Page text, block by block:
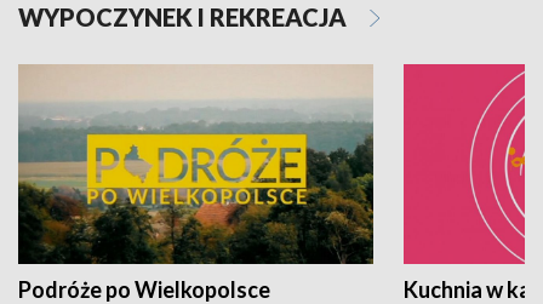
WYPOCZYNEK I REKREACJA
Podróże po Wielkopolsce Kuchnia w